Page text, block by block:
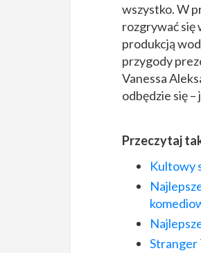
wszystko. W
rozgrywać się
produkcją
przygody
Vanessa
odbędzie się
Przeczytaj
Kultowy
Stranger